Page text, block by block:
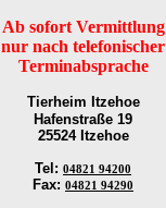
Ab sofort Vermittlung
nur nach telefonischer
Terminabsprache
Tierheim Itzehoe
Hafenstraße 19
25524 Itzehoe
Tel : 04821 94200
Fax: 04821 94290